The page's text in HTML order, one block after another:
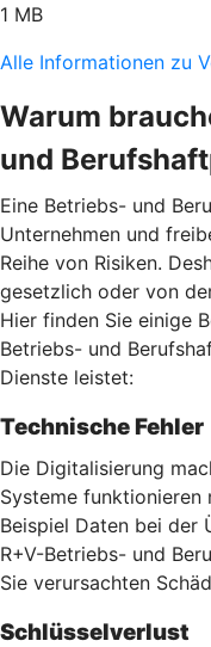
1 MB
Alle Informationen zu
Warum
und
Eine Betriebs- und
Unternehmen und
Reihe von Risiken.
gesetzlich oder von
Hier finden Sie einige
Betriebs- und
Dienste leistet:
Technische Fehler
Die Digitalisierung
Systeme funktionieren
Beispiel Daten bei der
R+V-Betriebs- und
Sie verursachten
Schlüsselverlust